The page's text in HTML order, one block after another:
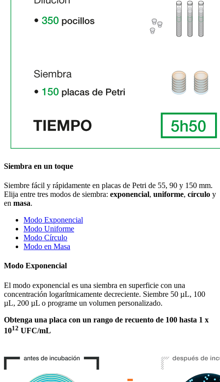
Siembra en un toque
Siembre fácil y rápidamente en placas de Petri de 55, 90 y 150 mm.
Elija entre tres modos de siembra: exponencial, uniforme, círculo y
en masa.
Modo Exponencial
Modo Uniforme
Modo Círculo
Modo en Masa
Modo Exponencial
El modo exponencial es una siembra en superficie con una
concentración logarítmicamente decreciente. Siembre 50 µL, 100
µL, 200 µL o programe un volumen personalizado.
Obtenga una placa con un rango de recuento de 100 hasta 1 x
1012 UFC/mL